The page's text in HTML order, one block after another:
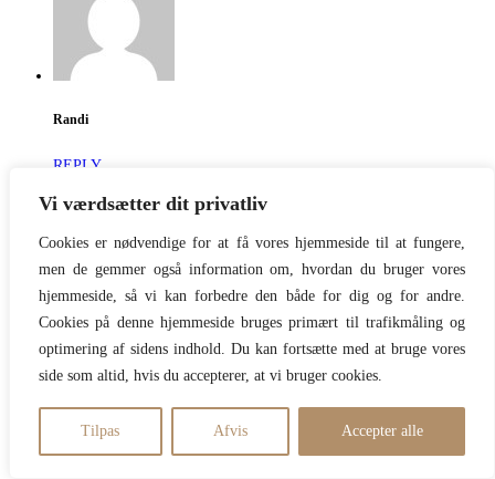
Vi værdsætter dit privatliv
Cookies er nødvendige for at få vores hjemmeside til at fungere,
men de gemmer også information om, hvordan du bruger vores
hjemmeside, så vi kan forbedre den både for dig og for andre.
Cookies på denne hjemmeside bruges primært til trafikmåling og
optimering af sidens indhold. Du kan fortsætte med at bruge vores
side som altid, hvis du accepterer, at vi bruger cookies.
Tilpas Afvis Accepter alle
Randi
REPLY
Hej Anette,
have læst superhud, da jeg har lidt akne. Det har hjulpet rigtig godt –
så tak for tippet:). Vil lige høre, om man kan bruge AHA samtidigt.
Du anbefaler jo også Ole H Invigorating Night Treatment, hvis man
har lidt pigmentpletter og store porer, som jeg har. Eller må de to
syrer ikke blandes? Salicylsyren bruger jeg hver nat – skal man også
det med Ole H’s AHA?
04/03/2016